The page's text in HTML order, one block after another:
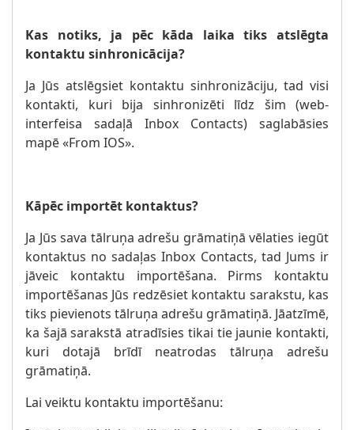
Kas notiks, ja pēc kāda laika tiks atslēgta
kontaktu sinhronicācija?
Ja Jūs atslēgsiet kontaktu sinhronizāciju, tad visi
kontakti, kuri bija sinhronizēti līdz šim (web-
interfeisa sadaļā Inbox Contacts) saglabāsies
mapē «From IOS».
Kāpēc importēt kontaktus?
Ja Jūs sava tālruņa adrešu grāmatiņā vēlaties iegūt
kontaktus no sadaļas Inbox Contacts, tad Jums ir
jāveic kontaktu importēšana. Pirms kontaktu
importēšanas Jūs redzēsiet kontaktu sarakstu, kas
tiks pievienots tālruņa adrešu grāmatiņā. Jāatzīmē,
ka šajā sarakstā atradīsies tikai tie jaunie kontakti,
kuri dotajā brīdī neatrodas tālruņa adrešu
grāmatiņā.
Lai veiktu kontaktu importēšanu: